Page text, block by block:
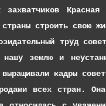
Красная
строить свою
труд
землю и
кадры
всех стран. Она